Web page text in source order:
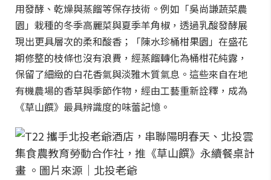
用發酵、乾燥與蒸餾等保存技術。例如「吳尚謙蔬菜農
園」栽種的冬季高麗菜與夏季羊角椒，透過乳酸發酵展
現出更具層次的柔和酸香；「陳水珍桶柑果園」在盛花
期修整的枝條也沒有浪費，經蒸餾轉化為桶柑花純露，
保留了細緻的白花香氣與淡雅木質氣息。這些來自在地
有機農場的香草與季節作物，經由工藝重新詮釋，成為
《草山饌》最具辨識度的味蕾記憶。